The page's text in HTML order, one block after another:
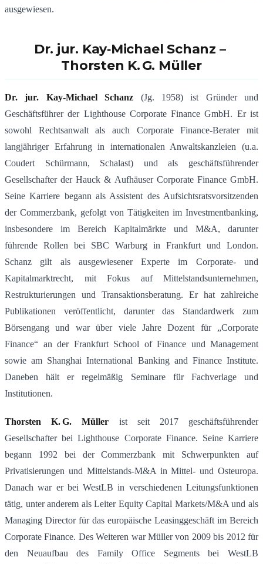
ausgewiesen.
Dr. jur. Kay‑Michael Schanz –
Thorsten K. G. Müller
Dr. jur. Kay-Michael Schanz (Jg. 1958) ist Gründer und
Geschäftsführer der Lighthouse Corporate Finance GmbH. Er ist
sowohl Rechtsanwalt als auch Corporate Finance-Berater mit
langjähriger Erfahrung in internationalen Anwaltskanzleien (u.a.
Coudert Schürmann, Schalast) und als geschäftsführender
Gesellschafter der Hauck & Aufhäuser Corporate Finance GmbH.
Seine Karriere begann als Assistent des Aufsichtsratsvorsitzenden
der Commerzbank, gefolgt von Tätigkeiten im Investmentbanking,
insbesondere im Bereich Kapitalmärkte und M&A, darunter
führende Rollen bei SBC Warburg in Frankfurt und London.
Schanz gilt als ausgewiesener Experte im Corporate- und
Kapitalmarktrecht, mit Fokus auf Mittelstandsunternehmen,
Restrukturierungen und Transaktionsberatung. Er hat zahlreiche
Publikationen veröffentlicht, darunter das Standardwerk zum
Börsengang und war über viele Jahre Dozent für „Corporate
Finance“ an der Frankfurt School of Finance und Management
sowie am Shanghai International Banking and Finance Institute.
Daneben hält er regelmäßig Seminare für Fachverlage und
Institutionen.
Thorsten K. G. Müller ist seit 2017 geschäftsführender
Gesellschafter bei Lighthouse Corporate Finance. Seine Karriere
begann 1992 bei der Commerzbank mit Schwerpunkten auf
Privatisierungen und Mittelstands-M&A in Mittel- und Osteuropa.
Danach war er bei WestLB in verschiedenen Leitungsfunktionen
tätig, unter anderem als Leiter Equity Capital Markets/M&A und als
Managing Director für das europäische Leasinggeschäft im Bereich
Corporate Finance. Des Weiteren war Müller von 2009 bis 2012 für
den Neuaufbau des Family Office Segments bei WestLB